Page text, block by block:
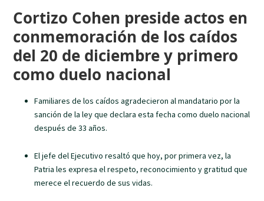
Cortizo Cohen preside actos en
conmemoración de los caídos
del 20 de diciembre y primero
como duelo nacional
Familiares de los caídos agradecieron al mandatario por la
sanción de la ley que declara esta fecha como duelo nacional
después de 33 años.
El jefe del Ejecutivo resaltó que hoy, por primera vez, la
Patria les expresa el respeto, reconocimiento y gratitud que
merece el recuerdo de sus vidas.